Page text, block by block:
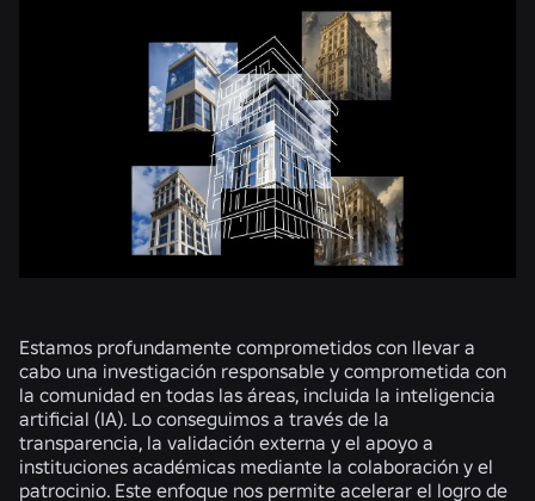
Estamos profundamente comprometidos con llevar a
cabo una investigación responsable y comprometida con
la comunidad en todas las áreas, incluida la inteligencia
artificial (IA). Lo conseguimos a través de la
transparencia, la validación externa y el apoyo a
instituciones académicas mediante la colaboración y el
patrocinio. Este enfoque nos permite acelerar el logro de